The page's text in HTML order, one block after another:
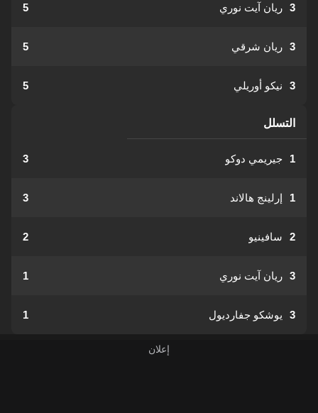
3 ريان آيت نوري 5
3 ريان شرقي 5
3 نيكو أوريلي 5
التسلل
1 جيريمي دوكو 3
1 إرلينج هالاند 3
2 سافينيو 2
3 ريان آيت نوري 1
3 يوشكو جفارديول 1